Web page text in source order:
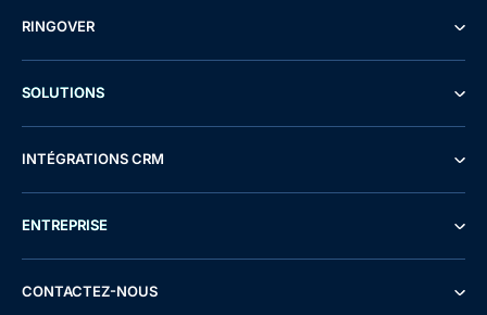
RINGOVER
SOLUTIONS
INTÉGRATIONS CRM
ENTREPRISE
CONTACTEZ-NOUS